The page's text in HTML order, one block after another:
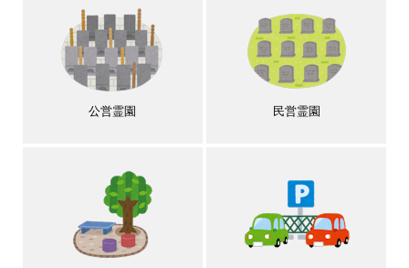
公営霊園 民営霊園